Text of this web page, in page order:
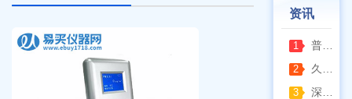
资讯
1 普通烘箱和耐腐蚀烘箱区分
2 久兴医疗高压蒸汽灭菌器：制药科研灭菌的可靠之选
3 深那静音超声波清洗仪：科研洁净新标准，安静高效更安心